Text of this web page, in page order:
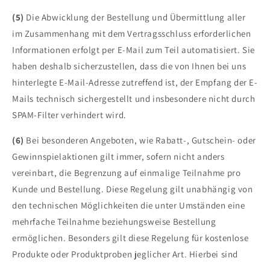
(5) Die Abwicklung der Bestellung und Übermittlung aller
im Zusammenhang mit dem Vertragsschluss erforderlichen
Informationen erfolgt per E-Mail zum Teil automatisiert. Sie
haben deshalb sicherzustellen, dass die von Ihnen bei uns
hinterlegte E-Mail-Adresse zutreffend ist, der Empfang der E-
Mails technisch sichergestellt und insbesondere nicht durch
SPAM-Filter verhindert wird.
(6) Bei besonderen Angeboten, wie Rabatt-, Gutschein- oder
Gewinnspielaktionen gilt immer, sofern nicht anders
vereinbart, die Begrenzung auf einmalige Teilnahme pro
Kunde und Bestellung. Diese Regelung gilt unabhängig von
den technischen Möglichkeiten die unter Umständen eine
mehrfache Teilnahme beziehungsweise Bestellung
ermöglichen. Besonders gilt diese Regelung für kostenlose
Produkte oder Produktproben jeglicher Art. Hierbei sind